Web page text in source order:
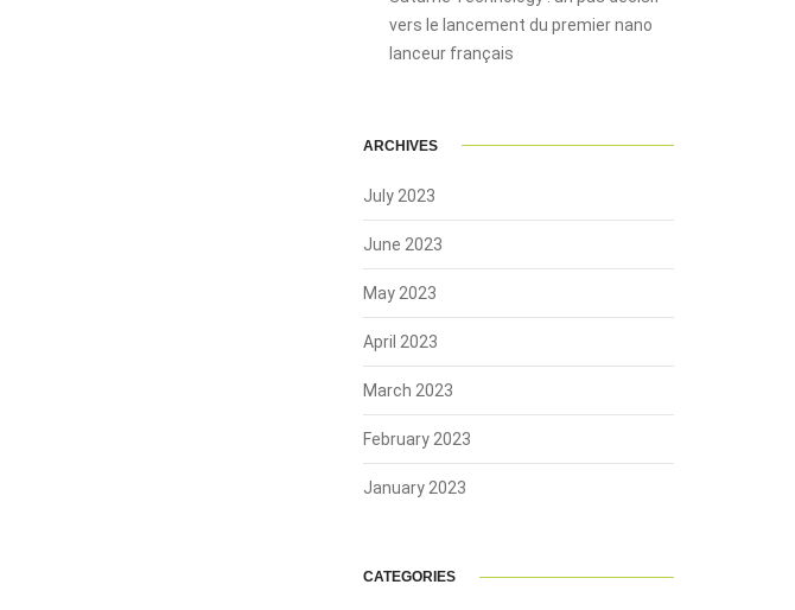
vers le lancement du premier nano
lanceur français
ARCHIVES
July 2023
June 2023
May 2023
April 2023
March 2023
February 2023
January 2023
CATEGORIES